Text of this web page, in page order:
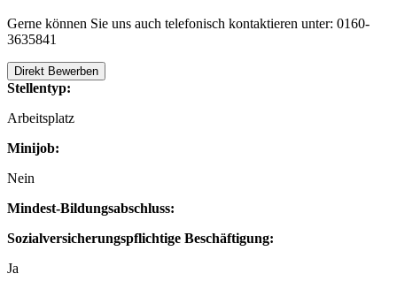
Gerne können Sie uns auch telefonisch kontaktieren unter: 0160-
3635841
Direkt Bewerben
Stellentyp:
Arbeitsplatz
Minijob:
Nein
Mindest-Bildungsabschluss:
Sozialversicherungspflichtige Beschäftigung:
Ja